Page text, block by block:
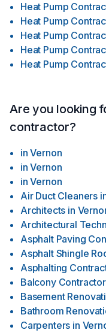
Heat Pump
Heat Pump
Heat Pump
Heat Pump
Heat Pump
Are you looking
contractor?
in Vernon
in Vernon
in Vernon
Air Duct Cleaners
Architects in
Architectural
Asphalt Paving
Asphalt Shingle
Asphalting
Balcony
Basement
Bathroom
Carpenters in